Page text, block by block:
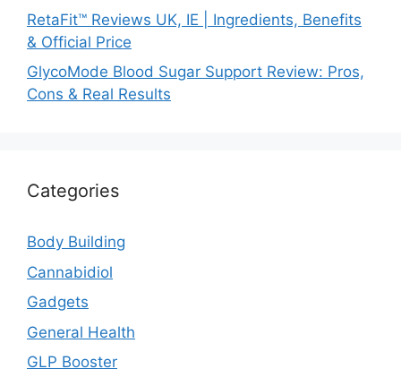
RetaFit™ Reviews UK, IE | Ingredients, Benefits
& Official Price
GlycoMode Blood Sugar Support Review: Pros,
Cons & Real Results
Categories
Body Building
Cannabidiol
Gadgets
General Health
GLP Booster